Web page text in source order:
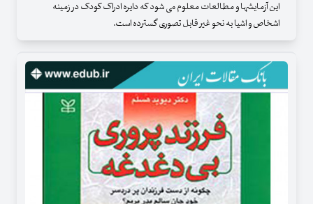
این آزمایشها و مطالعات معلوم می شود که دایره ادراک کودک در زمینه
اشخاص و اشیا به نحو غیر قابل تصوری گسترده است.